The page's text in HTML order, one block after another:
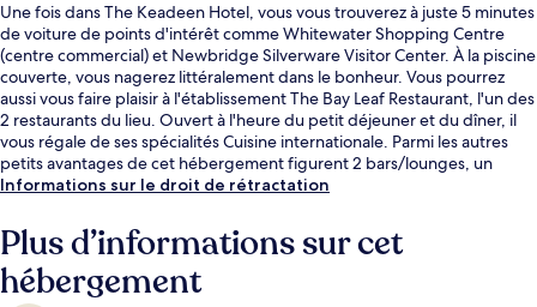
Une fois dans The Keadeen Hotel, vous vous trouverez à juste 5 minutes
de voiture de points d'intérêt comme Whitewater Shopping Centre
(centre commercial) et Newbridge Silverware Visitor Center. À la piscine
couverte, vous nagerez littéralement dans le bonheur. Vous pourrez
aussi vous faire plaisir à l'établissement The Bay Leaf Restaurant, l'un des
2 restaurants du lieu. Ouvert à l'heure du petit déjeuner et du dîner, il
vous régale de ses spécialités Cuisine internationale. Parmi les autres
petits avantages de cet hébergement figurent 2 bars/lounges, un
centre de remise en forme et une salle de fitness.
Informations sur le droit de rétractation
Plus d’informations sur cet
hébergement